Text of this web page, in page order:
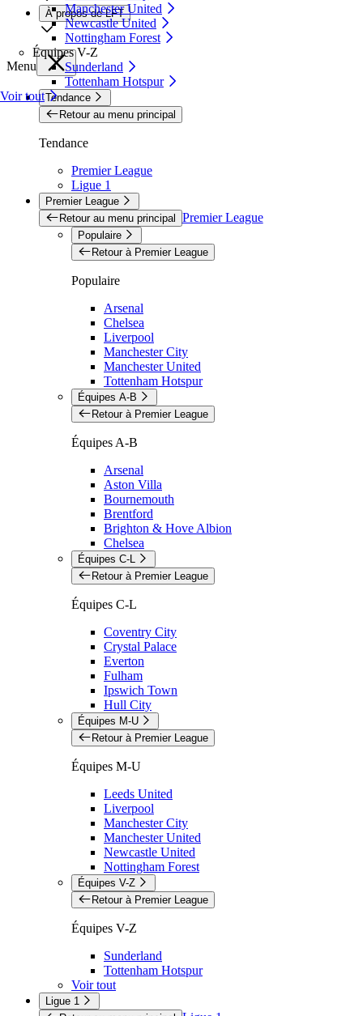
Manchester United
Newcastle United
Nottingham Forest
Équipes V-Z
Sunderland
Tottenham Hotspur
Voir tout
À propos de LFT
Menu
Tendance
Retour au menu principal
Tendance
Premier League
Ligue 1
Premier League
Retour au menu principal Premier League
Populaire
Retour à Premier League
Populaire
Arsenal
Chelsea
Liverpool
Manchester City
Manchester United
Tottenham Hotspur
Équipes A-B
Retour à Premier League
Équipes A-B
Arsenal
Aston Villa
Bournemouth
Brentford
Brighton & Hove Albion
Chelsea
Équipes C-L
Retour à Premier League
Équipes C-L
Coventry City
Crystal Palace
Everton
Fulham
Ipswich Town
Hull City
Équipes M-U
Retour à Premier League
Équipes M-U
Leeds United
Liverpool
Manchester City
Manchester United
Newcastle United
Nottingham Forest
Équipes V-Z
Retour à Premier League
Équipes V-Z
Sunderland
Tottenham Hotspur
Voir tout
Ligue 1